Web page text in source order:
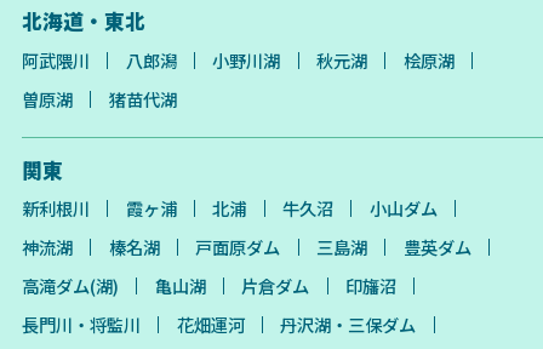
北海道・東北
阿武隈川 八郎潟 小野川湖 秋元湖
桧原湖
曽原湖
猪苗代湖
関東
新利根川 霞ヶ浦 北浦 牛久沼
小山ダム
神流湖
榛名湖 戸面原ダム 三島湖
豊英ダム
高滝ダム(湖)
亀山湖 片倉ダム
印旛沼
長門川・将監川
花畑運河
丹沢湖・三保ダム